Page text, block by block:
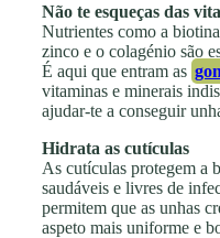
Não te esqueças das
Nutrientes como a
zinco e o colagénio são
É aqui que entram as
vitaminas e minerais
ajudar-te a conseguir
Hidrata as cutículas
As cutículas protegem a
saudáveis e livres de
permitem que as unhas
aspeto mais uniforme e